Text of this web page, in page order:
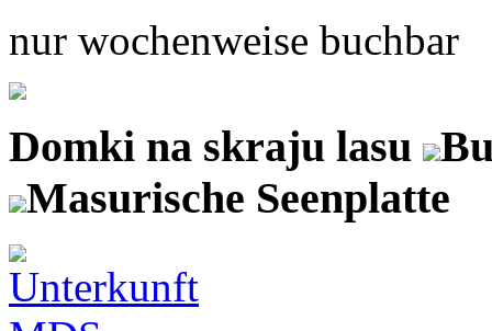
nur wochenweise buchbar
Domki na skraju lasu
Masurische Seenplatte